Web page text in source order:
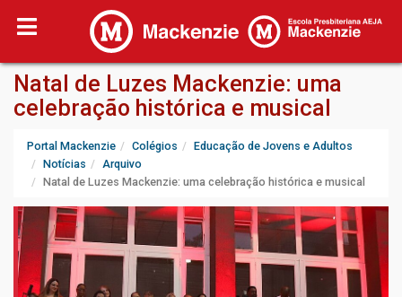
Natal de Luzes Mackenzie: uma
celebração histórica e musical
Portal Mackenzie Colégios
Educação de Jovens e Adultos
Notícias
Arquivo
Natal de Luzes Mackenzie: uma celebração histórica e musical